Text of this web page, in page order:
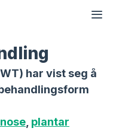
har vist seg å
plantar